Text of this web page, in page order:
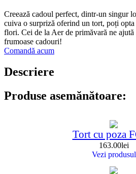
Creează cadoul perfect, dintr-un singur
cuiva o surpriză oferind un tort, poți
flori. Cei de la Aer de primăvară ne ajută
frumoase cadouri!
Comandă acum
Descriere
Produse asemănătoare:
Tort cu poza
163.00lei
Vezi produsul